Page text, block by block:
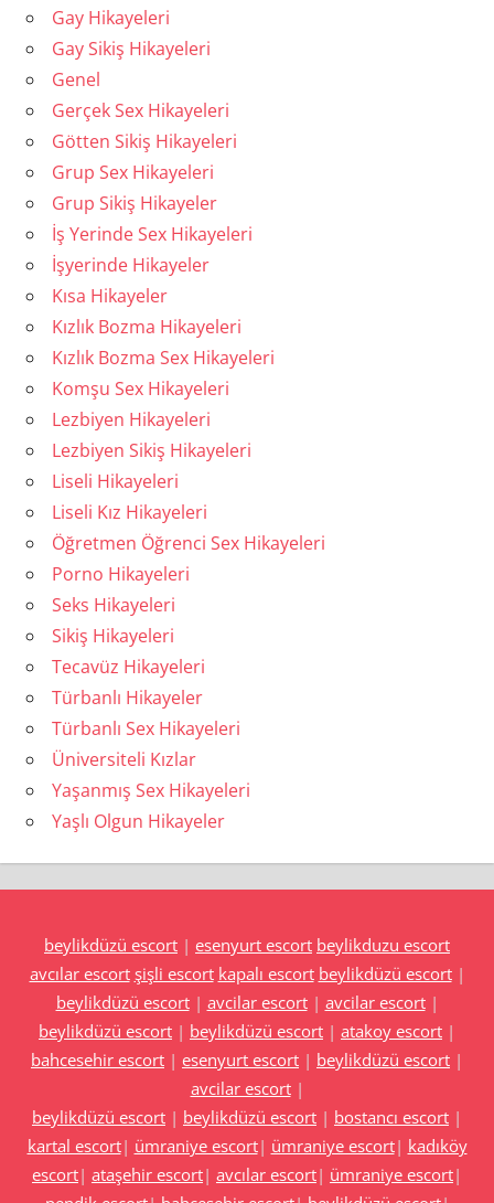
Gay Hikayeleri
Gay Sikiş Hikayeleri
Genel
Gerçek Sex Hikayeleri
Götten Sikiş Hikayeleri
Grup Sex Hikayeleri
Grup Sikiş Hikayeler
İş Yerinde Sex Hikayeleri
İşyerinde Hikayeler
Kısa Hikayeler
Kızlık Bozma Hikayeleri
Kızlık Bozma Sex Hikayeleri
Komşu Sex Hikayeleri
Lezbiyen Hikayeleri
Lezbiyen Sikiş Hikayeleri
Liseli Hikayeleri
Liseli Kız Hikayeleri
Öğretmen Öğrenci Sex Hikayeleri
Porno Hikayeleri
Seks Hikayeleri
Sikiş Hikayeleri
Tecavüz Hikayeleri
Türbanlı Hikayeler
Türbanlı Sex Hikayeleri
Üniversiteli Kızlar
Yaşanmış Sex Hikayeleri
Yaşlı Olgun Hikayeler
beylikdüzü escort | esenyurt escort beylikduzu escort
avcılar escort şişli escort kapalı escort beylikdüzü escort|
beylikdüzü escort| avcilar escort| avcilar escort|
beylikdüzü escort | beylikdüzü escort | atakoy escort |
bahcesehir escort | esenyurt escort | beylikdüzü escort |
avcilar escort|
beylikdüzü escort | beylikdüzü escort | bostancı escort |
kartal escort| ümraniye escort| ümraniye escort| kadıköy
escort| ataşehir escort| avcılar escort| ümraniye escort|